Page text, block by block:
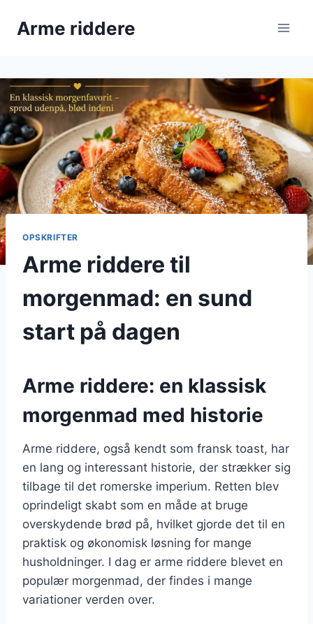
Arme riddere
OPSKRIFTER
Arme riddere til
morgenmad: en sund
start på dagen
Arme riddere: en klassisk
morgenmad med historie
Arme riddere, også kendt som fransk toast, har
en lang og interessant historie, der strækker sig
tilbage til det romerske imperium. Retten blev
oprindeligt skabt som en måde at bruge
overskydende brød på, hvilket gjorde det til en
praktisk og økonomisk løsning for mange
husholdninger. I dag er arme riddere blevet en
populær morgenmad, der findes i mange
variationer verden over.